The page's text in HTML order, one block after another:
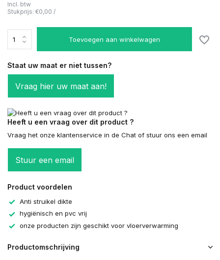
Incl. btw
Stukprijs: €0,00 /
Toevoegen aan winkelwagen
Staat uw maat er niet tussen?
Vraag hier uw maat aan!
Heeft u een vraag over dit product ?
Vraag het onze klantenservice in de Chat of stuur ons een email
Stuur een email
Product voordelen
Anti struikel dikte
hygiënisch en pvc vrij
onze producten zijn geschikt voor vloerverwarming
Productomschrijving